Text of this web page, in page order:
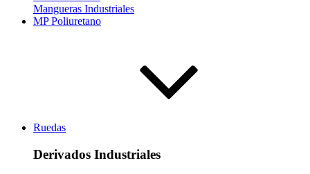
Mangueras Industriales
MP Poliuretano
Ruedas
Derivados Industriales